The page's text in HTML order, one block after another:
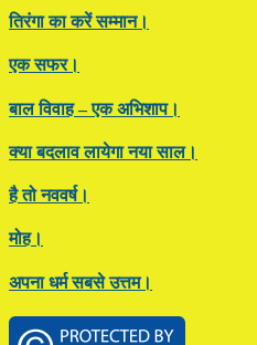
तिरंगा का करें सम्मान।
एक सफर।
बाल विवाह – एक अभिशाप।
क्या बदलाव लायेगा नया साल।
है तो नववर्ष।
मोह।
अपना धर्म सबसे उत्तम।
Footer